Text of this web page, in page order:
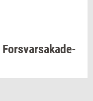
For­svar­sa­ka­de­